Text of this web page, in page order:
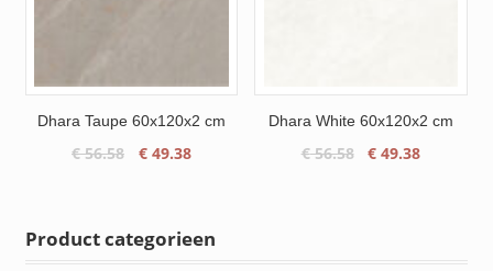
Dhara Taupe 60x120x2 cm
€56.58
Oorspronkelijke
€49.38Huidige
Dhara White 60x120x2 cm
€56.58
Oorspronkelijke
€ 49.38Huidige
Product categorieen